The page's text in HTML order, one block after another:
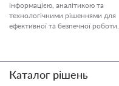
інформацією, аналітикою та
технологічними рішеннями для
ефективної та безпечної роботи.
Каталог рішень